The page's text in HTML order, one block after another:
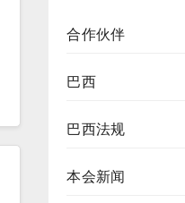
合作伙伴
巴西
巴西法规
本会新闻